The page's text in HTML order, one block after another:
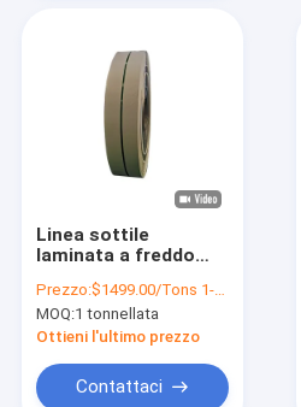
Prodotti
Circa noi
Giro della fabbrica
Notizie
Casi
Linea sottile
laminata a freddo
201j1 201j3 della
striscia dell'acciaio
inossidabile di CRC
lucidato
Prezzo:$1499.00/Tons 1-9 Tons
MOQ:1 tonnellata
Ottieni l'ultimo prezzo
Contattaci